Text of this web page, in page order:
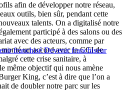
franchisé Devenir franchiseur
afin de développer notre réseau,
outils, bien sûr, pendant cette
talents. On a digitalisé notre
participé à des salons ou des
avec des acteurs, comme par
un accord avec la CCI de
cette crise sanitaire, à
même objectif qui nous amène
King, c’est à dire que l’on a
de doubler notre parc sur les